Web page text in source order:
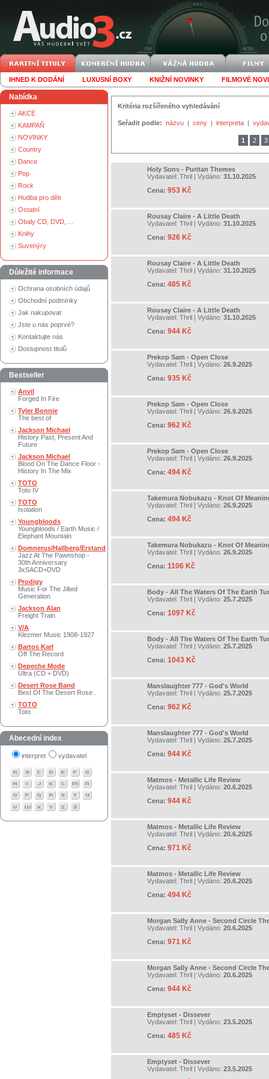
IHNED K DODÁNÍ LUXUSNÍ BOXY KNIŽNÍ NOVINKY FILMOVÉ
Nabídka
AKCE
KAMPAŇ
NOVINKY
Country
Dance
Pop
Rock
Hudba pro děti
Ostatní
Obaly CD, DVD, ...
Knihy
Suvenýry
Důležité informace
Ochrana osobních údajů
Obchodní podmínky
Jak nakupovat
Jste u nás poprvé?
Kontaktujte nás
Dostupnost titulů
Bestseller
Anvil
Forged In Fire
Tyler Bonnie
The best of
Jackson Michael
History Past, Present And
Future
Jackson Michael
Blood On The Dance Floor -
History In The Mix
TOTO
Toto IV
TOTO
Isolation
Youngbloods
Youngbloods / Earth Music /
Elephant Mountain
Domnerus/Hallberg/Erstand
Jazz At The Pawnshop -
30th Anniversary
3xSACD+DVD
Prodigy
Music For The Jilted
Generation
Jackson Alan
Freight Train
V/A
Klezmer Music 1908-1927
Bartos Karl
Off The Record
Depeche Mode
Ultra (CD + DVD)
Desert Rose Band
Best Of The Desert Rose..
TOTO
Toto
Abecední index
interpret vydavatel
Kritéria rozšířeného vyhledávání
Seřadit podle: názvu | ceny | interpreta |
1 2 3
Holy Sons - Puritan Themes
Vydavatel: Thril | Vydáno: 31.10.2025
Cena: 953 Kč
Rousay Claire - A Little Death
Vydavatel: Thril | Vydáno: 31.10.2025
Cena: 926 Kč
Rousay Claire - A Little Death
Vydavatel: Thril | Vydáno: 31.10.2025
Cena: 485 Kč
Rousay Claire - A Little Death
Vydavatel: Thril | Vydáno: 31.10.2025
Cena: 944 Kč
Prekop Sam - Open Close
Vydavatel: Thril | Vydáno: 26.9.2025
Cena: 935 Kč
Prekop Sam - Open Close
Vydavatel: Thril | Vydáno: 26.9.2025
Cena: 962 Kč
Prekop Sam - Open Close
Vydavatel: Thril | Vydáno: 26.9.2025
Cena: 494 Kč
Takemura Nobukazu - Knot Of
Vydavatel: Thril | Vydáno: 26.9.2025
Cena: 494 Kč
Takemura Nobukazu - Knot Of
Vydavatel: Thril | Vydáno: 26.9.2025
Cena: 1106 Kč
Body - All The Waters Of The Earth
Vydavatel: Thril | Vydáno: 25.7.2025
Cena: 1097 Kč
Body - All The Waters Of The Earth
Vydavatel: Thril | Vydáno: 25.7.2025
Cena: 1043 Kč
Manslaughter 777 - God's World
Vydavatel: Thril | Vydáno: 25.7.2025
Cena: 962 Kč
Manslaughter 777 - God's World
Vydavatel: Thril | Vydáno: 25.7.2025
Cena: 944 Kč
Matmos - Metallic Life Review
Vydavatel: Thril | Vydáno: 20.6.2025
Cena: 944 Kč
Matmos - Metallic Life Review
Vydavatel: Thril | Vydáno: 20.6.2025
Cena: 971 Kč
Matmos - Metallic Life Review
Vydavatel: Thril | Vydáno: 20.6.2025
Cena: 494 Kč
Morgan Sally Anne - Second Circle
Vydavatel: Thril | Vydáno: 20.6.2025
Cena: 971 Kč
Morgan Sally Anne - Second Circle
Vydavatel: Thril | Vydáno: 20.6.2025
Cena: 944 Kč
Emptyset - Dissever
Vydavatel: Thril | Vydáno: 23.5.2025
Cena: 485 Kč
Emptyset - Dissever
Vydavatel: Thril | Vydáno: 23.5.2025